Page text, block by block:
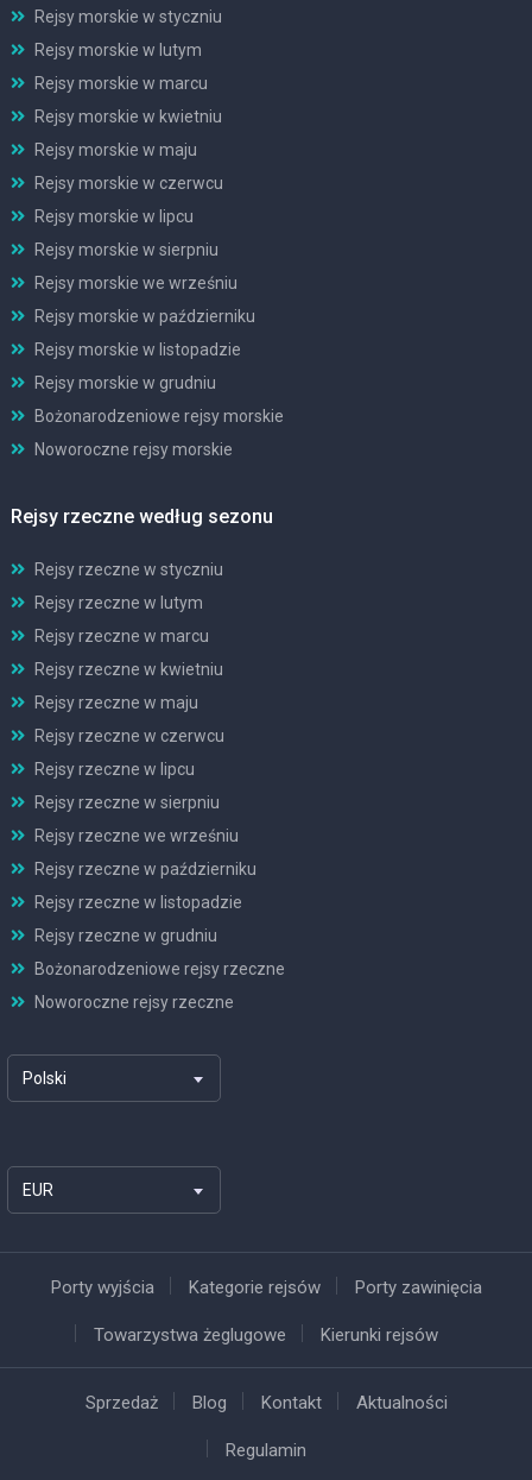
Rejsy morskie w styczniu
Rejsy morskie w lutym
Rejsy morskie w marcu
Rejsy morskie w kwietniu
Rejsy morskie w maju
Rejsy morskie w czerwcu
Rejsy morskie w lipcu
Rejsy morskie w sierpniu
Rejsy morskie we wrześniu
Rejsy morskie w październiku
Rejsy morskie w listopadzie
Rejsy morskie w grudniu
Bożonarodzeniowe rejsy morskie
Noworoczne rejsy morskie
Rejsy rzeczne według sezonu
Rejsy rzeczne w styczniu
Rejsy rzeczne w lutym
Rejsy rzeczne w marcu
Rejsy rzeczne w kwietniu
Rejsy rzeczne w maju
Rejsy rzeczne w czerwcu
Rejsy rzeczne w lipcu
Rejsy rzeczne w sierpniu
Rejsy rzeczne we wrześniu
Rejsy rzeczne w październiku
Rejsy rzeczne w listopadzie
Rejsy rzeczne w grudniu
Bożonarodzeniowe rejsy rzeczne
Noworoczne rejsy rzeczne
Polski
EUR
Porty wyjścia Kategorie rejsów Porty zawinięcia
Towarzystwa żeglugowe Kierunki rejsów
Sprzedaż Blog Kontakt Aktualności
Regulamin